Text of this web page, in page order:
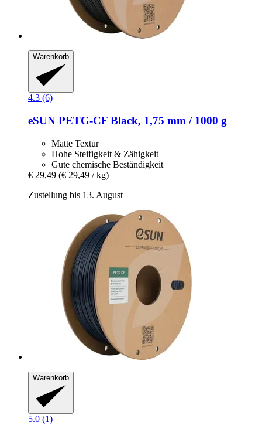
Warenkorb
4.3 (6)
eSUN PETG-​CF Black, 1,75 mm / 1000 g
Matte Textur
Hohe Steifigkeit & Zähigkeit
Gute chemische Beständigkeit
€ 29,49 (€ 29,49 / kg)
Zustellung bis 13. August
Warenkorb
5.0 (1)